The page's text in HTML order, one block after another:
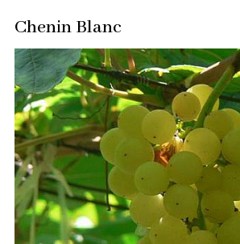
Chenin Blanc